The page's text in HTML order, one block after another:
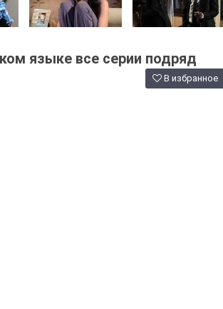
языке все серии подряд
В избранное